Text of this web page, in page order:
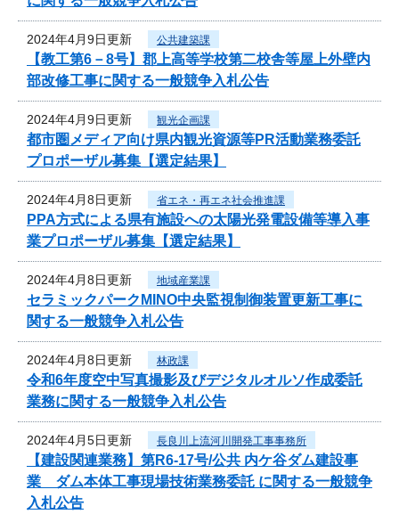
2024年4月9日更新 公共建築課
【教工第6－8号】郡上高等学校第二校舎等屋上外壁内
部改修工事に関する一般競争入札公告
2024年4月9日更新 観光企画課
都市圏メディア向け県内観光資源等PR活動業務委託
プロポーザル募集【選定結果】
2024年4月8日更新 省エネ・再エネ社会推進課
PPA方式による県有施設への太陽光発電設備等導入事
業プロポーザル募集【選定結果】
2024年4月8日更新 地域産業課
セラミックパークMINO中央監視制御装置更新工事に
関する一般競争入札公告
2024年4月8日更新 林政課
令和6年度空中写真撮影及びデジタルオルソ作成委託
業務に関する一般競争入札公告
2024年4月5日更新 長良川上流河川開発工事事務所
【建設関連業務】第R6-17号/公共 内ケ谷ダム建設事
業 ダム本体工事現場技術業務委託 に関する一般競争
入札公告